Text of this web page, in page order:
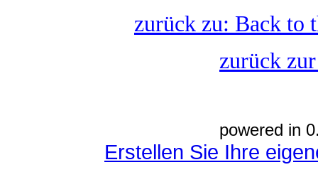
zurück zu: Back to
zurück
powered in
Erstellen Sie Ihre